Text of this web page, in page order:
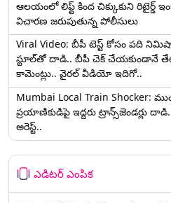
ఆలయంలో లిఫ్ట్ కింద చిక్కుకుని రిటైర్డ్
విచారణ జరుపుతున్న పోలీసులు
Viral Video: బీపీ టెస్ట్‌ కోసం పది
స్టూల్‌తో దాడి.. బీపీ చెక్ చేయకుండానే
కామెంట్లు.. వైరల్ వీడియో ఇదిగో..
Mumbai Local Train Shocker:
ప్రయాణికుడిపై ఇద్దరు ట్రాన్స్‌జెండర్లు
అరెస్ట్..
ఎడిటర్ ఎంపిక